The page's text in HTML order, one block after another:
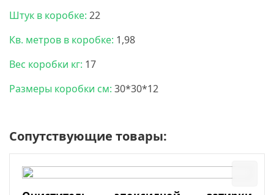
Штук в коробке: 22
Кв. метров в коробке: 1,98
Вес коробки кг: 17
Размеры коробки см: 30*30*12
Сопутствующие товары: